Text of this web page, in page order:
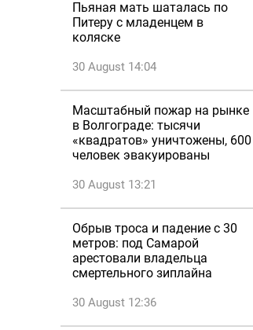
Пьяная мать шаталась по
Питеру с младенцем в
коляске
30 August 14:04
Масштабный пожар на рынке
в Волгограде: тысячи
«квадратов» уничтожены, 600
человек эвакуированы
30 August 13:21
Обрыв троса и падение с 30
метров: под Самарой
арестовали владельца
смертельного зиплайна
30 August 12:36